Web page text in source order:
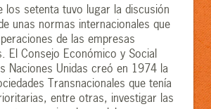
los setenta tuvo lugar la discusión
unas normas internacionales que
de las empresas
El Consejo Económico y Social
Naciones Unidas creó en 1974 la
Transnacionales que tenía
entre otras, investigar las